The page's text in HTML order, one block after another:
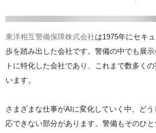
東洋相互警備保障株式会社は1975年にセキ
歩を踏み出した会社です。警備の中でも展
トに特化した会社であり、これまで数多く
います。
さまざまな仕事がAIに変化していく中、ど
応できない部分があります。警備もそのひ